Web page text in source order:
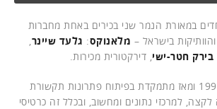
במאורת הנמר שני בכירים באחת מחברות
בישראל – מלאנוקס: גלעד שיינר
בירק חטר-ישי , דירקטורית מכירות.
מלאנוקס הוקמה ב-1999 ומאז מתמקדת בפיתוח פתרונות תקשורת
למרכזי נתונים ומחשוב, ובכלל זה כרטיסי